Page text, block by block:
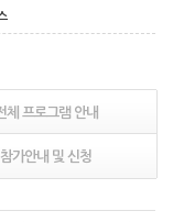
체 프로그램 안내
참가안내 및 신청